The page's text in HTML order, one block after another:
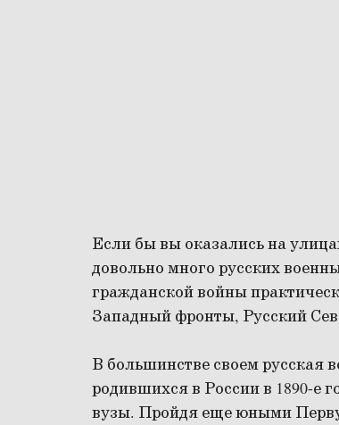
Если бы вы оказались на
довольно много русских
гражданской войны
Западный фронты, Русский
В большинстве своем русская
родившихся в России в 1890-е
вузы. Пройдя еще юными